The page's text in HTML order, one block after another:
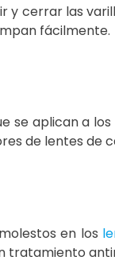
cerrar las
fácilmente.
se aplican a
de lentes de
en los
tratamiento